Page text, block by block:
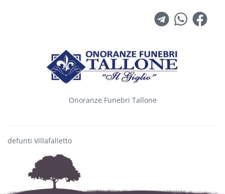
Onoranze Funebri Tallone
defunti Villafalletto